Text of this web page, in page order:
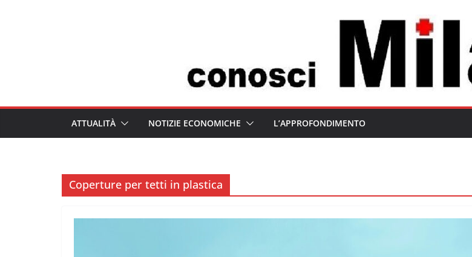
ATTUALITÀ NOTIZIE ECONOMICHE L’APPROFONDIMENTO
Coperture per tetti in plastica